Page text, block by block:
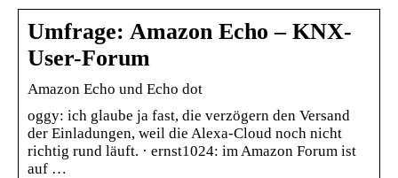
Umfrage: Amazon Echo – KNX-
User-Forum
Amazon Echo und Echo dot
oggy: ich glaube ja fast, die verzögern den Versand
der Einladungen, weil die Alexa-Cloud noch nicht
richtig rund läuft. · ernst1024: im Amazon Forum ist
auf …